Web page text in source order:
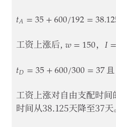
𝑡𝐴=35+600/192=
tA=35 +600/192 =
工资上涨后, 𝑤=150， 𝐼=
𝑡𝐷=35+600/300=37 且
D=35 +600/300 37
工资上涨对自由支配时
时间从38.125天降至37天。